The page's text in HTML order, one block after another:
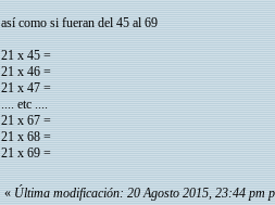
así como si fueran del 45 al 69
21 x 45 =
21 x 46 =
21 x 47 =
.... etc ....
21 x 67 =
21 x 68 =
21 x 69 =
« Última modificación: 20 Agosto 2015, 23:44 pm